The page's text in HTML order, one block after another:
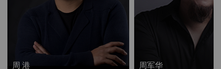
周 港 周军华